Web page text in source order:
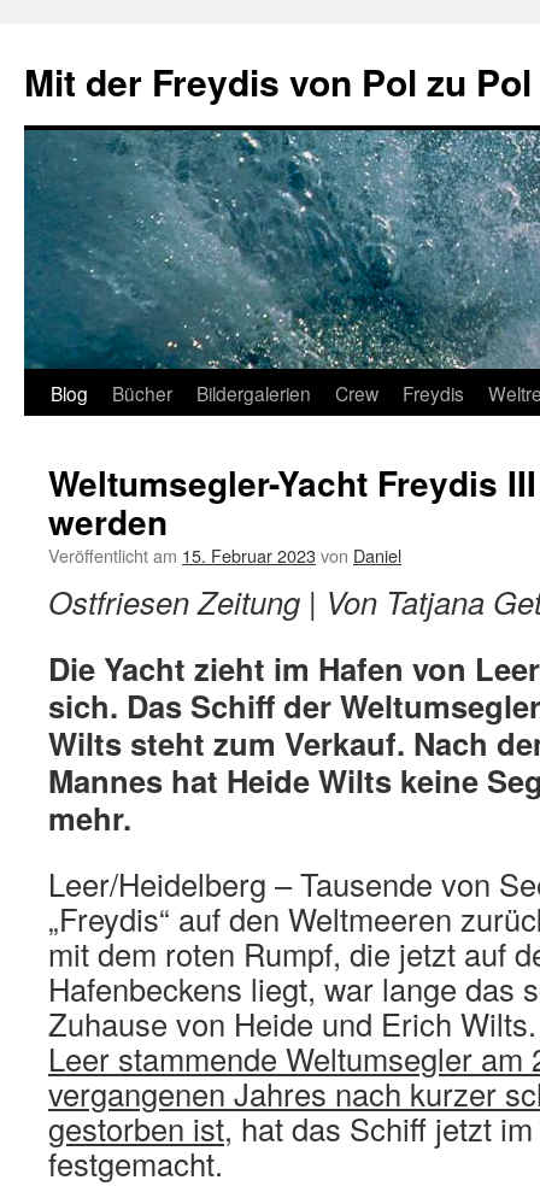
springen
Mit der Freydis von Pol zu Pol
Blog Bücher Bildergalerien Crew Freydis
Weltumsegler-Yacht Freydis
werden
Veröffentlicht am 15. Februar 2023von Daniel
Ostfriesen Zeitung | Von Tatjana
Die Yacht zieht im Hafen von
sich. Das Schiff der
Wilts steht zum Verkauf. Nach
Mannes hat Heide Wilts keine
mehr.
Leer/Heidelberg – Tausende von
„Freydis“ auf den Weltmeeren
mit dem roten Rumpf, die jetzt auf
Hafenbeckens liegt, war lange das
Zuhause von Heide und Erich
Leer stammende Weltumsegler am
vergangenen Jahres nach kurzer
gestorben ist, hat das Schiff jetzt
festgemacht.